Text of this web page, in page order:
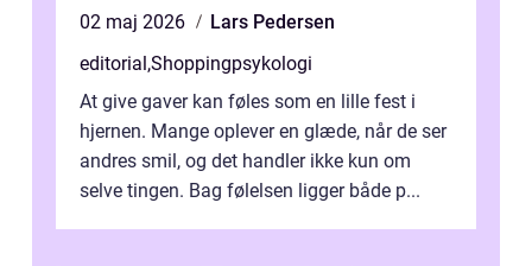
02 maj 2026
Lars Pedersen
editorial,Shoppingpsykologi
At give gaver kan føles som en lille fest i
hjernen. Mange oplever en glæde, når de ser
andres smil, og det handler ikke kun om
selve tingen. Bag følelsen ligger både p...